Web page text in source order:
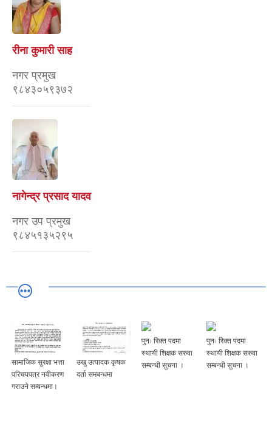
रीना कुमारी साह
नगर प्रमुख
९८४३०५९३७२
नागेन्द्र प्रसाद यादव
नगर उप प्रमुख
९८४५१३५२९५
सामाजिक सुरक्षा भत्ता
परिचयपत्र नवीकरण
गराउने सम्वन्धमा।
उखु उत्पादक कृषक
दर्ता समबन्धमा
पुनः रिक्त पदमा
स्थायी शिक्षक सरुवा
सम्बन्धी सुचना ।
पुनः रिक्त पदमा
स्थायी शिक्षक सरुवा
सम्बन्धी सुचना ।